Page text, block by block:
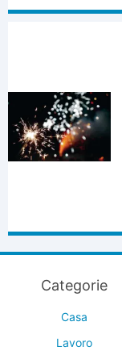
Categorie
Casa
Lavoro